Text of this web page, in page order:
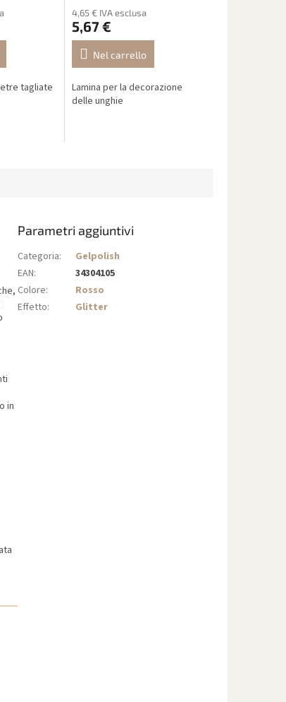
tagliate
4,65 € IVA esclusa
5,67 €
Nel carrello
Lamina per la decorazione
delle unghie
in
Parametri aggiuntivi
Categoria:
Gelpolish
EAN:
34304105
Colore:
Rosso
Effetto: Glitter